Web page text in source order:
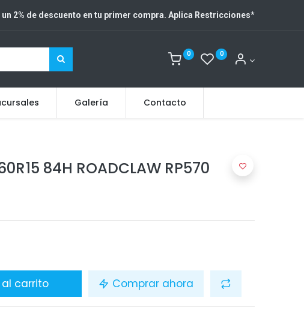
un 2% de descuento en tu primer compra. Aplica Restricciones*
0 0
Galería Contacto
84H ROADCLAW RP570
carrito Comprar ahora